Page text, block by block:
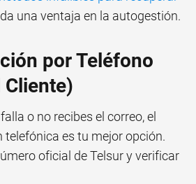
una ventaja en la autogestión.
por Teléfono
o no recibes el correo, el
telefónica es tu mejor opción.
oficial de Telsur y verificar